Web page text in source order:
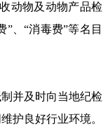
动物及动物产品检
”、“消毒费”等名目
并及时向当地纪检
护良好行业环境。